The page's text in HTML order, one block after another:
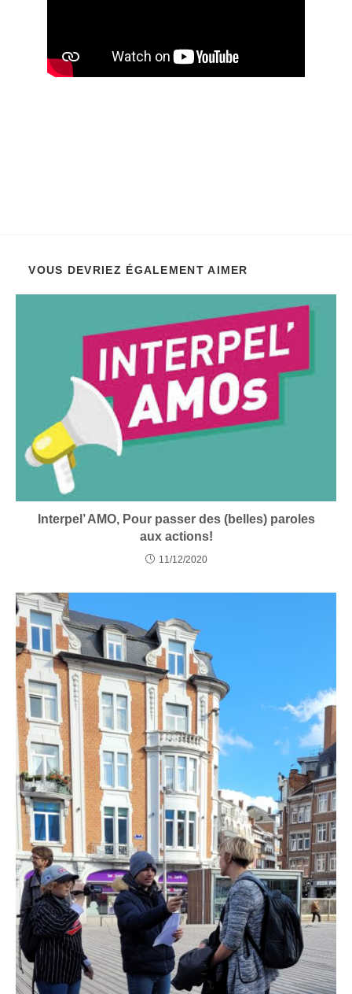
VOUS DEVRIEZ ÉGALEMENT AIMER
Interpel’ AMO, Pour passer des (belles) paroles
aux actions!
11/12/2020